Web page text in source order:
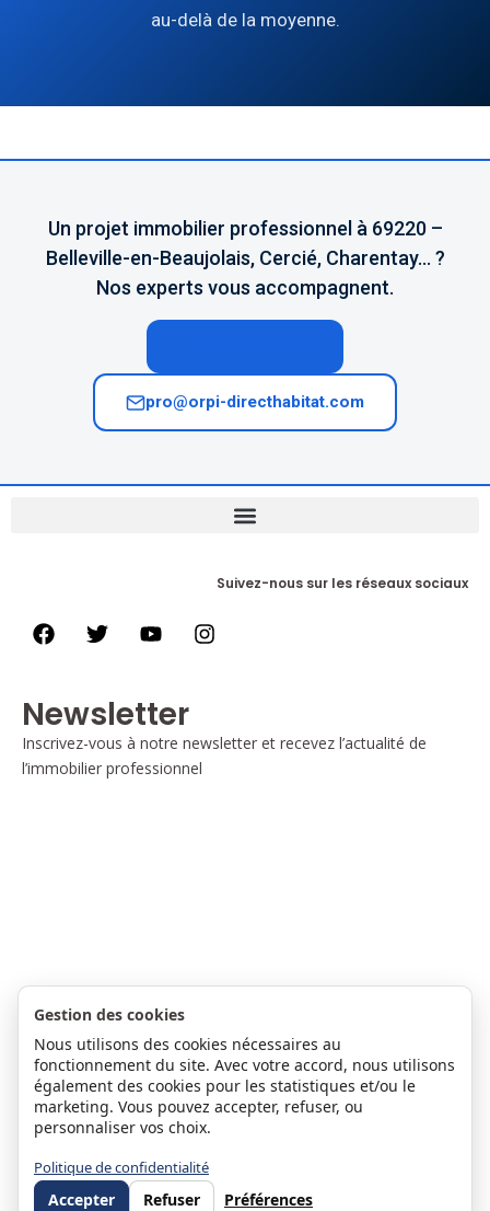
au-delà de la moyenne.
Un projet immobilier professionnel à 69220 –
Belleville-en-Beaujolais, Cercié, Charentay… ?
Nos experts vous accompagnent.
pro@orpi-directhabitat.com
Suivez-nous sur les réseaux sociaux
Newsletter
Inscrivez-vous à notre newsletter et recevez l’actualité de
l’immobilier professionnel
Gestion des cookies
Nous utilisons des cookies nécessaires au
fonctionnement du site. Avec votre accord, nous utilisons
également des cookies pour les statistiques et/ou le
marketing. Vous pouvez accepter, refuser, ou
personnaliser vos choix.
Politique de confidentialité
Accepter Refuser Préférences